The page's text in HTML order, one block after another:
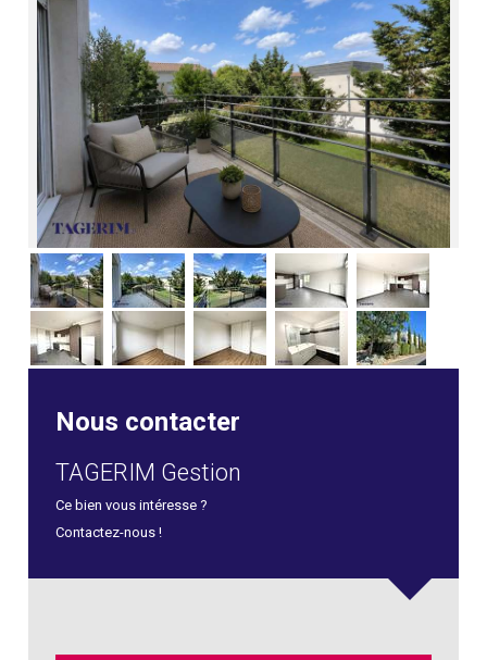
Nous contacter
TAGERIM Gestion
Ce bien vous intéresse ?
Contactez-nous !